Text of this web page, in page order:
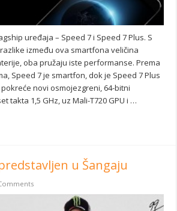
uređaja – Speed 7 i Speed 7 Plus. S
između ova smartfona veličina
oba pružaju iste performanse. Prema
Speed 7 je smartfon, dok je Speed 7 Plus
novi osmojezgreni, 64-bitni
takta 1,5 GHz, uz Mali-T720 GPU i …
u Šangaju